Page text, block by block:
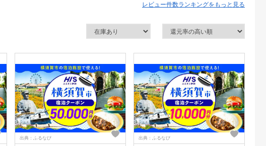
レビュー件数ランキングをもっと見る
出典：ふるなび 出典：ふるなび